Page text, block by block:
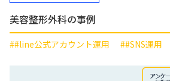
美容整形外科の事例
##line公式アカウント運用 ##SNS運用